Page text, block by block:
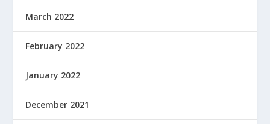
March 2022
February 2022
January 2022
December 2021